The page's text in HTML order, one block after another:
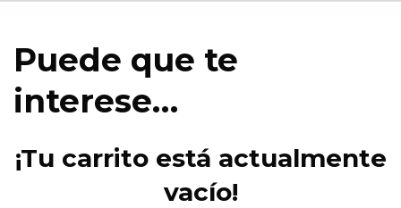
Puede que te
interese…
¡Tu carrito está actualmente
vacío!